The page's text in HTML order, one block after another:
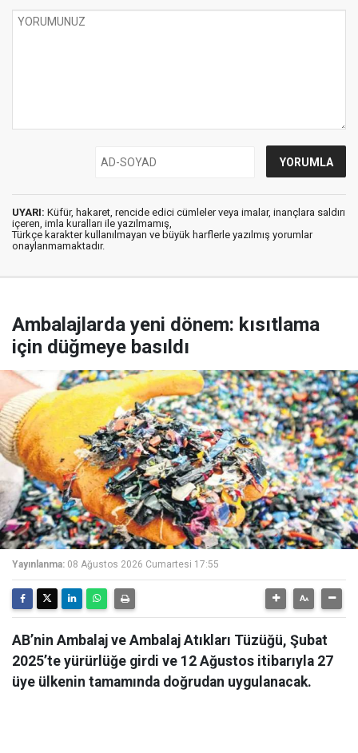
UYARI: Küfür, hakaret, rencide edici cümleler veya imalar, inançlara saldırı
içeren, imla kuralları ile yazılmamış,
Türkçe karakter kullanılmayan ve büyük harflerle yazılmış yorumlar
onaylanmamaktadır.
Ambalajlarda yeni dönem: kısıtlama
için düğmeye basıldı
Yayınlanma: 08 Ağustos 2026 Cumartesi 17:55
AB’nin Ambalaj ve Ambalaj Atıkları Tüzüğü, Şubat
2025’te yürürlüğe girdi ve 12 Ağustos itibarıyla 27
üye ülkenin tamamında doğrudan uygulanacak.